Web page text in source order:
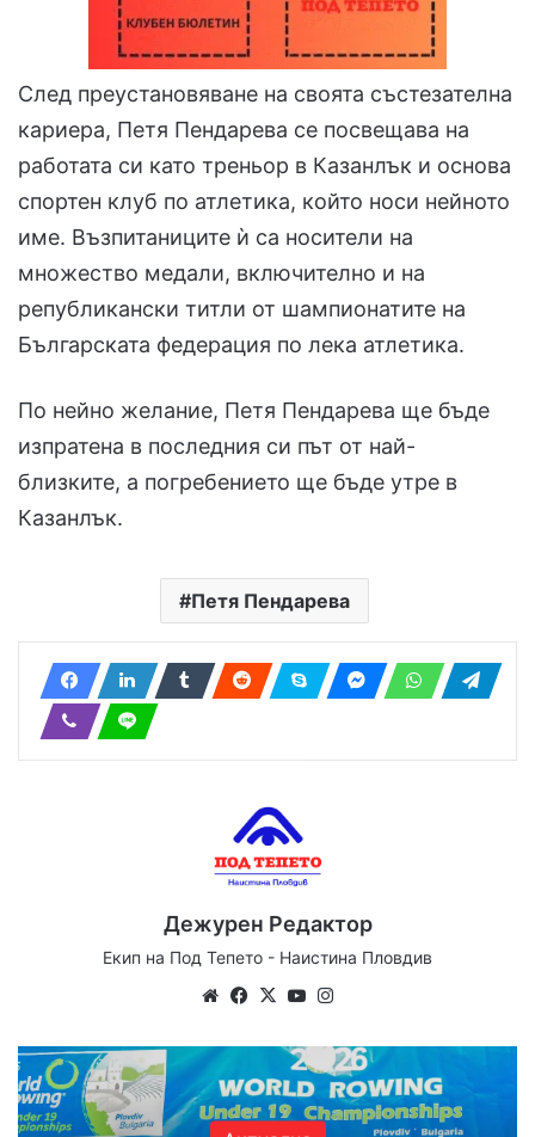
След преустановяване на своята състезателна
кариера, Петя Пендарева се посвещава на
работата си като треньор в Казанлък и основа
спортен клуб по атлетика, който носи нейното
име. Възпитаниците ѝ са носители на
множество медали, включително и на
републикански титли от шампионатите на
Българската федерация по лека атлетика.
По нейно желание, Петя Пендарева ще бъде
изпратена в последния си път от най-
близките, а погребението ще бъде утре в
Казанлък.
Петя Пендарева
Дежурен Редактор
Екип на Под Тепето - Наистина Пловдив
WebsiteFacebook
X YouTube